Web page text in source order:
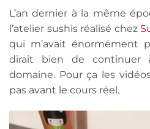
L’an dernier à la même
l’atelier sushis réalisé chez
qui m’avait énormément
dirait bien de continuer
domaine. Pour ça les
pas avant le cours réel.